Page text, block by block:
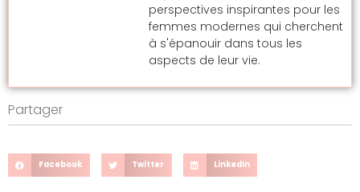
perspectives inspirantes pour les
femmes modernes qui cherchent
à s'épanouir dans tous les
aspects de leur vie.
Partager
Facebook Twitter LinkedIn